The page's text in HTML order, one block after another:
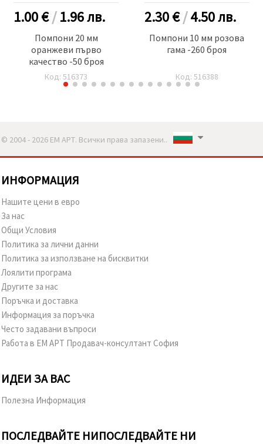
1.00 €/1.96лв.
Помпони 20 мм
оранжеви първо
качество -50 броя
Код: 516373
2.30 €/4.50лв.
Помпони 10 мм розова
гама -260 броя
Код: 516388
© 2004 - 2026 ЕМ АРТ. Всички права запазени..
ИНФОРМАЦИЯ
Нашите цени в евро
За нас
Общи Условия
Политика за лични данни
Политика за използване на бисквитки
Лоялити програма
Другите за нас
Поръчка и доставка
Информация за поръчка
Често задавани въпроси
Работа в ЕМ АРТ Продавач-консултант София
ИДЕИ ЗА ВАС
Полезна Информация
ПОСЛЕДВАЙТЕ НИПОСЛЕДВАЙТЕ НИ